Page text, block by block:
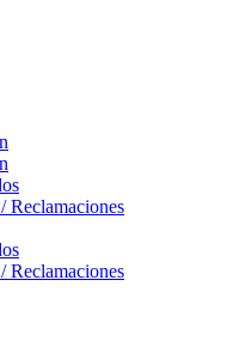
Reclamaciones
Reclamaciones